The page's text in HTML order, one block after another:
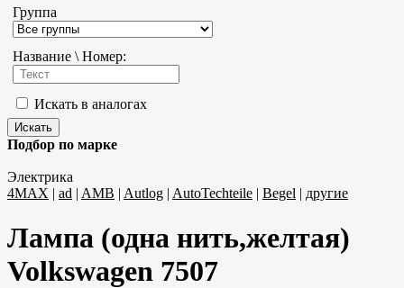
Группа
Название \ Номер:
Искать в аналогах
Подбор по марке
Электрика
4MAX | ad | AMB | Autlog | AutoTechteile | Begel | другие
Лампа (одна нить,желтая)
Volkswagen 7507